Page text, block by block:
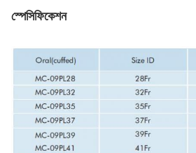
স্পেসিফিকেশন